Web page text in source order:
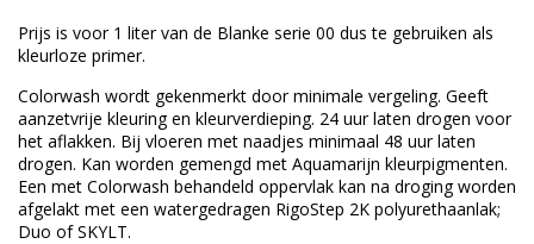
Prijs is voor 1 liter van de Blanke serie 00 dus te gebruiken als
kleurloze primer.
Colorwash wordt gekenmerkt door minimale vergeling. Geeft
aanzetvrije kleuring en kleurverdieping. 24 uur laten drogen voor
het aflakken. Bij vloeren met naadjes minimaal 48 uur laten
drogen. Kan worden gemengd met Aquamarijn kleurpigmenten.
Een met Colorwash behandeld oppervlak kan na droging worden
afgelakt met een watergedragen RigoStep 2K polyurethaanlak;
Duo of SKYLT.